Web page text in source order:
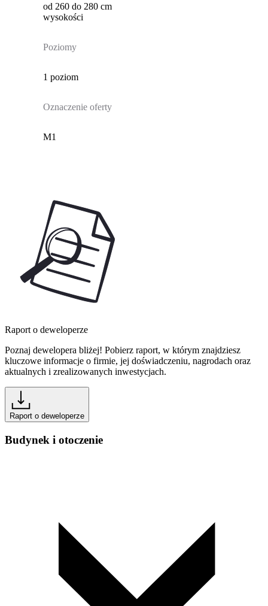
od 260 do 280 cm
wysokości
Poziomy
1 poziom
Oznaczenie oferty
M1
Raport o deweloperze
Poznaj dewelopera bliżej! Pobierz raport, w którym znajdziesz
kluczowe informacje o firmie, jej doświadczeniu, nagrodach oraz
aktualnych i zrealizowanych inwestycjach.
Raport o deweloperze
Budynek i otoczenie